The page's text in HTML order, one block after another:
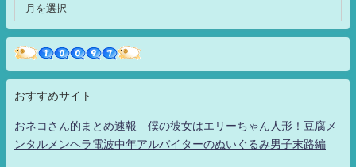
おすすめサイト
おネコさん的まとめ速報 僕の彼女はエリーちゃん人形！豆腐メ
ンタルメンヘラ電波中年アルバイターのぬいぐるみ男子末路編